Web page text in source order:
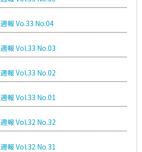
週報 Vo.33 No.04
週報 Vol.33 No.03
週報 Vol.33 No.02
週報 Vol.33 No.01
週報 Vol.32 No.32
週報 Vol.32 No.31